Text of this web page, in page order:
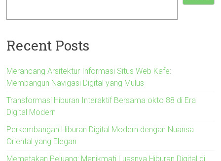
Recent Posts
Merancang Arsitektur Informasi Situs Web Kafe:
Membangun Navigasi Digital yang Mulus
Transformasi Hiburan Interaktif Bersama okto 88 di Era
Digital Modern
Perkembangan Hiburan Digital Modern dengan Nuansa
Oriental yang Elegan
Memetakan Peluang: Menikmati Luasnya Hiburan Digital di